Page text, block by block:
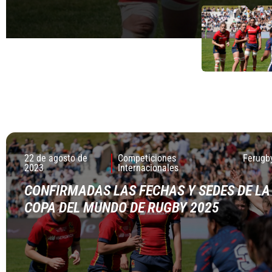
22 de agosto de
2023
Competiciones
Internacionales
CONFIRMADAS LAS FECHAS Y SEDES DE LA
COPA DEL MUNDO DE RUGBY 2025